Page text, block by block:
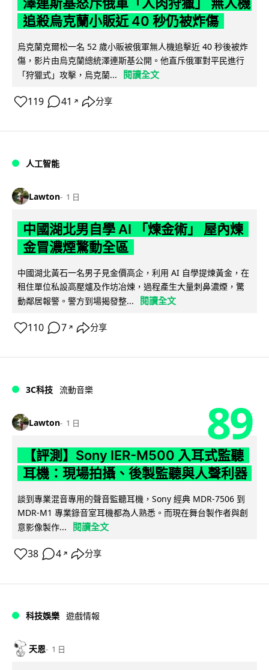
追殺烏克蘭小販近 40 秒仍被炸傷
烏克蘭克爾松一名 52 歲小販被俄軍無人機追擊近 40 秒後被炸
傷，影片由烏克蘭總統澤連斯基公開。他直斥俄軍對平民進行
「狩獵式」攻擊，烏克蘭...
閱讀全文
119 41 ↗ 分享
人工智能
Lawton 1 日
中國湖北男自學 AI 「煉金術」 屋內煉
金冒濃煙驚動全區
中國湖北黃石一名男子見金價高企，利用 AI 自學提煉黃金，在
租住單位私設高壓爐及作坊冶煉，過程產生大量刺鼻濃煙，驚
動鄰居報警。警方到場揭發整...
閱讀全文
110 7 ↗ 分享
3C科技 流動音樂
Lawton 1 日 89
【評測】Sony IER-M500 入耳式監聽
耳機：現場拍攝、後製監聽與人聲利器
談到專業混音專用的聲音監聽耳機，Sony 經典 MDR-7506 到
MDR-M1 專業錄音室耳機都為人熟悉。而現在舞台製作者與創
意影像製作...
閱讀全文
38 4 ↗ 分享
科技娛樂 遊戲情報
天恩 1 日